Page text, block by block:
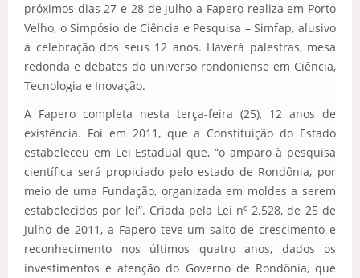
próximos dias 27 e 28 de julho a Fapero realiza em Porto
Velho, o Simpósio de Ciência e Pesquisa – Simfap, alusivo
à celebração dos seus 12 anos. Haverá palestras, mesa
redonda e debates do universo rondoniense em Ciência,
Tecnologia e Inovação.
A Fapero completa nesta terça-feira (25), 12 anos de
existência. Foi em 2011, que a Constituição do Estado
estabeleceu em Lei Estadual que, “o amparo à pesquisa
científica será propiciado pelo estado de Rondônia, por
meio de uma Fundação, organizada em moldes a serem
estabelecidos por lei”. Criada pela Lei nº 2.528, de 25 de
Julho de 2011, a Fapero teve um salto de crescimento e
reconhecimento nos últimos quatro anos, dados os
investimentos e atenção do Governo de Rondônia, que